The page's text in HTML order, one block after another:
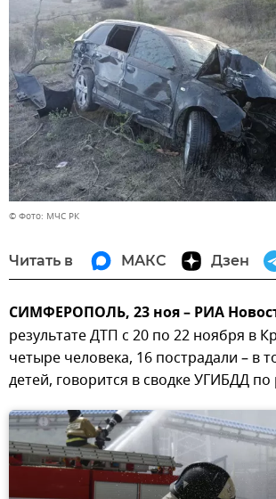
© Фото: МЧС РК
Читать в МАКС Дзен
СИМФЕРОПОЛЬ, 23 ноя – РИА
результате ДТП с 20 по 22 ноября в
четыре человека, 16 пострадали – в
детей, говорится в сводке УГИБДД по